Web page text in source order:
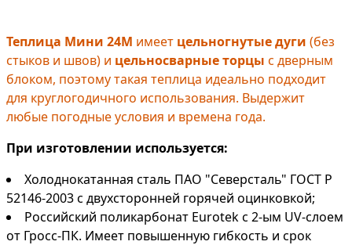
Теплица Мини 24М имеет цельногнутые дуги (без
стыков и швов) и цельносварные торцы с дверным
блоком, поэтому такая теплица идеально подходит
для круглогодичного использования. Выдержит
любые погодные условия и времена года.
При изготовлении используется:
Холоднокатанная сталь ПАО "Северсталь" ГОСТ Р
52146-2003 с двухсторонней горячей оцинковкой;
Российский поликарбонат Eurotek с 2-ым UV-слоем
от Гросс-ПК. Имеет повышенную гибкость и срок